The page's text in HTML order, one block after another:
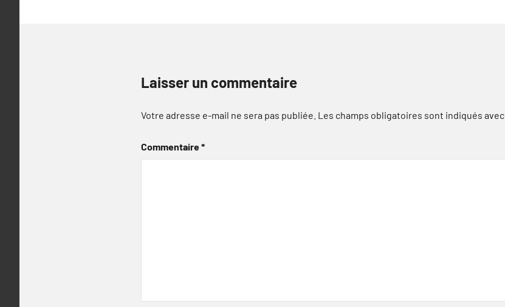
Laisser un commentaire
Votre adresse e-mail ne sera pas publiée. Les champs obligatoires sont indiqués avec
Commentaire*